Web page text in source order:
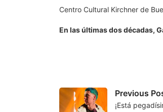
Centro Cultural Kirchner de
En las últimas dos décadas,
Previous
¡Está